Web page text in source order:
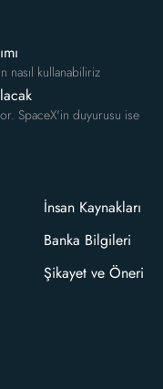
nasıl kullanabiliriz
SpaceX'in duyurusu ise
İnsan Kaynakları
Banka Bilgileri
Şikayet ve Öneri